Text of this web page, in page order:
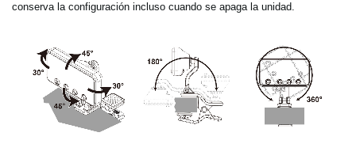
conserva la configuración incluso cuando se apaga la unidad.